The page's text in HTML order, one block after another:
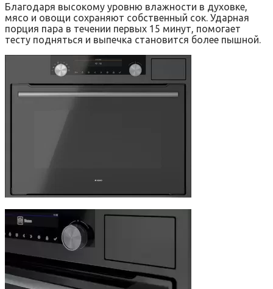
Благодаря высокому уровню влажности в духовке,
мясо и овощи сохраняют собственный сок. Ударная
порция пара в течении первых 15 минут, помогает
тесту подняться и выпечка становится более пышной.